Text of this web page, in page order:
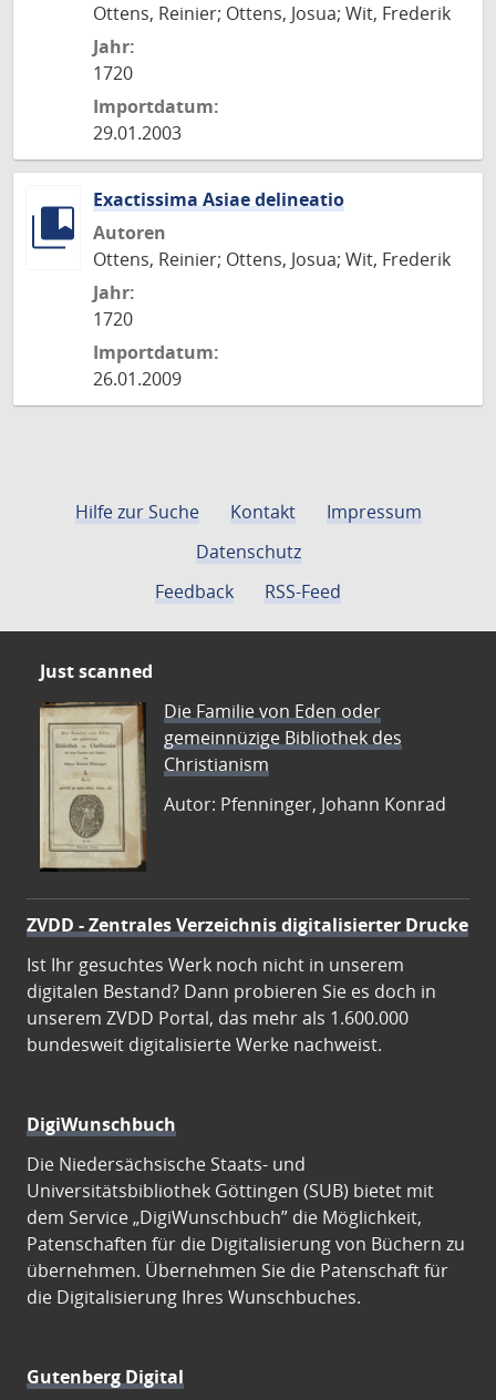
Ottens, Reinier; Ottens, Josua; Wit, Frederik
Jahr:
1720
Importdatum:
29.01.2003
Exactissima Asiae delineatio
Autoren
Ottens, Reinier; Ottens, Josua; Wit, Frederik
Jahr:
1720
Importdatum:
26.01.2009
Hilfe zur Suche Kontakt
Impressum
Datenschutz
Feedback
RSS-Feed
Just scanned
Die Familie von Eden oder
gemeinnüzige Bibliothek des
Christianism
Autor: Pfenninger, Johann Konrad
ZVDD - Zentrales Verzeichnis digitalisierter Drucke
Ist Ihr gesuchtes Werk noch nicht in unserem
digitalen Bestand? Dann probieren Sie es doch in
unserem ZVDD Portal, das mehr als 1.600.000
bundesweit digitalisierte Werke nachweist.
DigiWunschbuch
Die Niedersächsische Staats- und
Universitätsbibliothek Göttingen (SUB) bietet mit
dem Service „DigiWunschbuch” die Möglichkeit,
Patenschaften für die Digitalisierung von Büchern zu
übernehmen. Übernehmen Sie die Patenschaft für
die Digitalisierung Ihres Wunschbuches.
Gutenberg Digital